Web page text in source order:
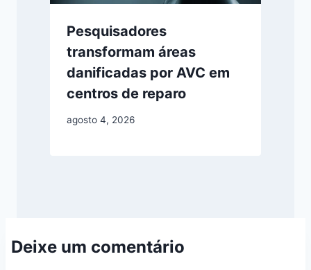
Pesquisadores
transformam áreas
danificadas por AVC em
centros de reparo
agosto 4, 2026
Deixe um comentário